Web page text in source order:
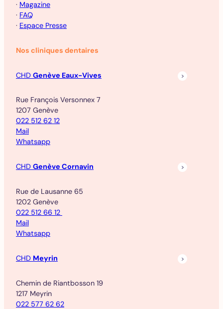
· Magazine
· FAQ
· Espace Presse
Nos cliniques dentaires
CHD Genève Eaux-Vives
Rue François Versonnex 7
1207 Genève
022 512 62 12
Mail
Whatsapp
CHD Genève Cornavin
Rue de Lausanne 65
1202 Genève
022 512 66 12
Mail
Whatsapp
CHD Meyrin
Chemin de Riantbosson 19
1217 Meyrin
022 577 62 62